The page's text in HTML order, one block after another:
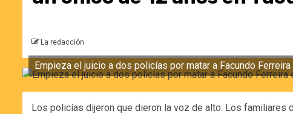
La redacción
Empieza el juicio a dos policías por matar a Facundo Ferreira
Los policías dijeron que dieron la voz de alto. Los familiares